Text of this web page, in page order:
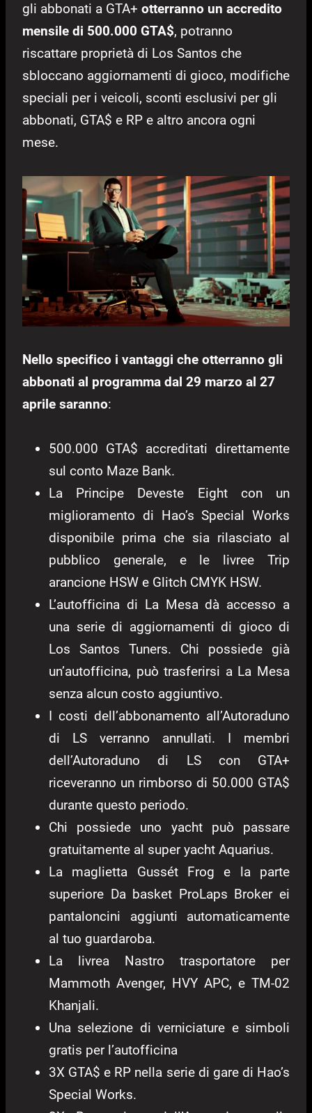
gli abbonati a GTA+ otterranno un accredito
mensile di 500.000 GTA$, potranno
riscattare proprietà di Los Santos che
sbloccano aggiornamenti di gioco, modifiche
speciali per i veicoli, sconti esclusivi per gli
abbonati, GTA$ e RP e altro ancora ogni
mese.
Nello specifico i vantaggi che otterranno gli
abbonati al programma dal 29 marzo al 27
aprile saranno:
500.000 GTA$ accreditati direttamente
sul conto Maze Bank.
La Principe Deveste Eight con un
miglioramento di Hao’s Special Works
disponibile prima che sia rilasciato al
pubblico generale, e le livree Trip
arancione HSW e Glitch CMYK HSW.
L’autofficina di La Mesa dà accesso a
una serie di aggiornamenti di gioco di
Los Santos Tuners. Chi possiede già
un’autofficina, può trasferirsi a La Mesa
senza alcun costo aggiuntivo.
I costi dell’abbonamento all’Autoraduno
di LS verranno annullati. I membri
dell’Autoraduno di LS con GTA+
riceveranno un rimborso di 50.000 GTA$
durante questo periodo.
Chi possiede uno yacht può passare
gratuitamente al super yacht Aquarius.
La maglietta Gussét Frog e la parte
superiore Da basket ProLaps Broker ei
pantaloncini aggiunti automaticamente
al tuo guardaroba.
La livrea Nastro trasportatore per
Mammoth Avenger, HVY APC, e TM-02
Khanjali.
Una selezione di verniciature e simboli
gratis per l’autofficina
3X GTA$ e RP nella serie di gare di Hao’s
Special Works.